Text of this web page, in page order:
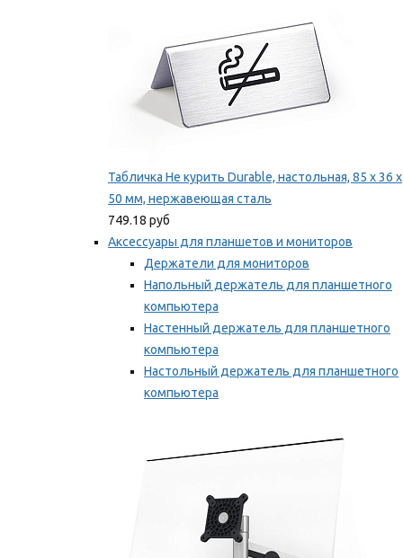
Табличка Не курить Durable, настольная, 85 x 36 x
50 мм, нержавеющая сталь
749.18 руб
Аксессуары для планшетов и мониторов
Держатели для мониторов
Напольный держатель для планшетного
компьютера
Настенный держатель для планшетного
компьютера
Настольный держатель для планшетного
компьютера